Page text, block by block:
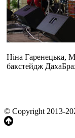
Ніна Гаренецька,
бакстейдж
© Copyright 2013-